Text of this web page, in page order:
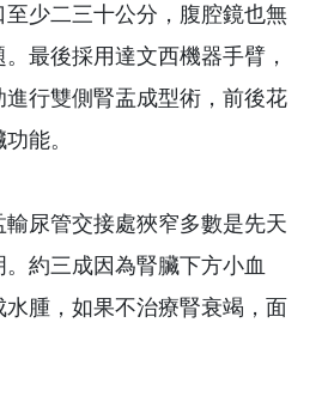
少二三十公分，腹腔鏡也無
最後採用達文西機器手臂，
進行雙側腎盂成型術，前後花
能。
尿管交接處狹窄多數是先天
約三成因為腎臟下方小血
腫，如果不治療腎衰竭，面